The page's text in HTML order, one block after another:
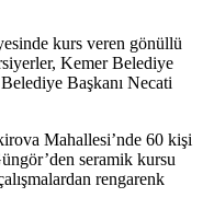
kurs veren gönüllü
Kemer Belediye
Başkanı Necati
Mahallesi’nde 60 kişi
seramik kursu
rengarenk